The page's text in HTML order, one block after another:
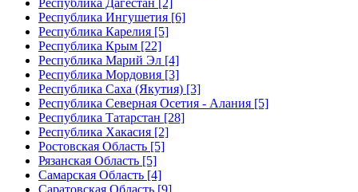
Республика Дагестан [2]
Республика Ингушетия [6]
Республика Карелия [5]
Республика Крым [22]
Республика Марий Эл [4]
Республика Мордовия [3]
Республика Саха (Якутия) [3]
Республика Северная Осетия - Алания [5]
Республика Татарстан [28]
Республика Хакасия [2]
Ростовская Область [5]
Рязанская Область [5]
Самарская Область [4]
Саратовская Область [9]